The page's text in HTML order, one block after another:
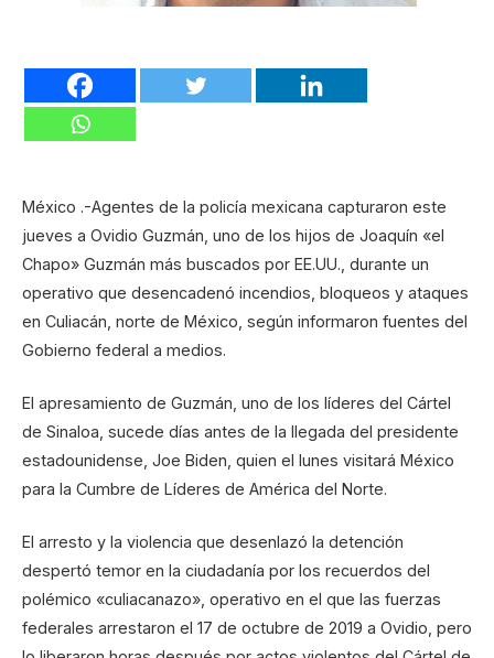
México .-Agentes de la policía mexicana capturaron este
jueves a Ovidio Guzmán, uno de los hijos de Joaquín «el
Chapo» Guzmán más buscados por EE.UU., durante un
operativo que desencadenó incendios, bloqueos y ataques
en Culiacán, norte de México, según informaron fuentes del
Gobierno federal a medios.
El apresamiento de Guzmán, uno de los líderes del Cártel
de Sinaloa, sucede días antes de la llegada del presidente
estadounidense, Joe Biden, quien el lunes visitará México
para la Cumbre de Líderes de América del Norte.
El arresto y la violencia que desenlazó la detención
despertó temor en la ciudadanía por los recuerdos del
polémico «culiacanazo», operativo en el que las fuerzas
federales arrestaron el 17 de octubre de 2019 a Ovidio, pero